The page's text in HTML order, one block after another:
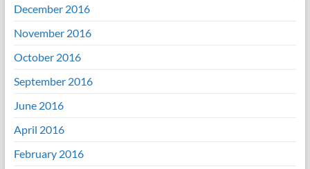
December 2016
November 2016
October 2016
September 2016
June 2016
April 2016
February 2016